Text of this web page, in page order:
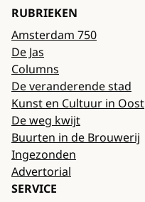
RUBRIEKEN
Amsterdam 750
De Jas
Columns
De veranderende stad
Kunst en Cultuur in Oost
De weg kwijt
Buurten in de Brouwerij
Ingezonden
Advertorial
SERVICE